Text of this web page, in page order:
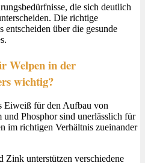
die sich deutlich
Die richtige
über die gesunde
Welpen in der
wichtig?
Eiweiß für den Aufbau von
Phosphor sind unerlässlich für
im richtigen Verhältnis zueinander
Zink unterstützen verschiedene